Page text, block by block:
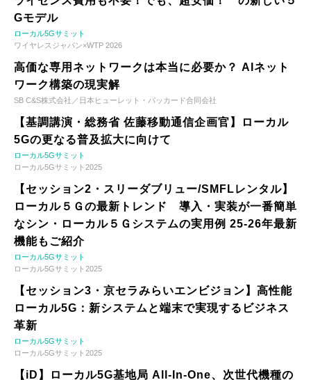
Gモデル
ローカル5Gサミット
ワイヤレスジャパン×WTP 2026
高価な専用ネットワークは本当に必要か？ AIネット
ワーク構築の現実解
SB C&S株式会社／日本ヒューレット・パッカード合同会社
【基調講演・総務省 佐藤移動通信企画官】ローカル
5Gの更なる普及拡大に向けて
ローカル5Gサミット
ローカル5Gサミット2025
【セッション2・スリーダブリュー/SMFLレンタル】
ローカル５Ｇの最新トレンド 導入・実装が一番簡単
なシン・ローカル５Ｇシステムの実用例 25-26年最新
機能もご紹介
ローカル5Gサミット
ローカル5Gサミット2025
【セッション3・京セラみらいエンビジョン】高性能
ローカル5G：新システムと端末で実現するビジネス
革新
ローカル5Gサミット
ローカル5Gサミット2025
【iD】ローカル5G基地局 All-In-One、次世代機種の